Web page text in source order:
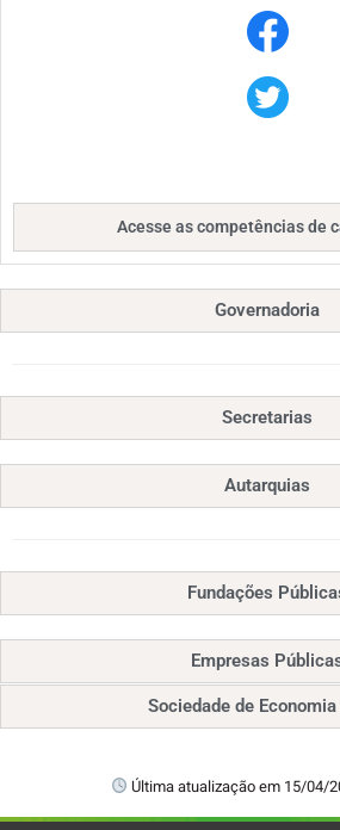
Acesse as competências de
Governadoria
Secretarias
Autarquias
Fundações
Empresas
Sociedade de
Última atualização em 15/04/